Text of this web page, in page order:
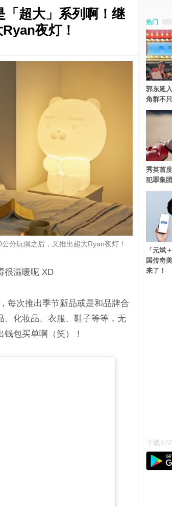
超大」系列啊！继
夜灯！
分玩偶之后，又推出超大Ryan夜灯！
很温暖呢 XD
每次推出季节新品或是和品牌合
化妆品、衣服、鞋子等等，无
包买单啊（笑）！
热门
郭东延
角群不
秀英首
犯罪集
「元斌
国传奇
来了！
下载